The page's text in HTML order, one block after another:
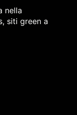
nella
siti green a